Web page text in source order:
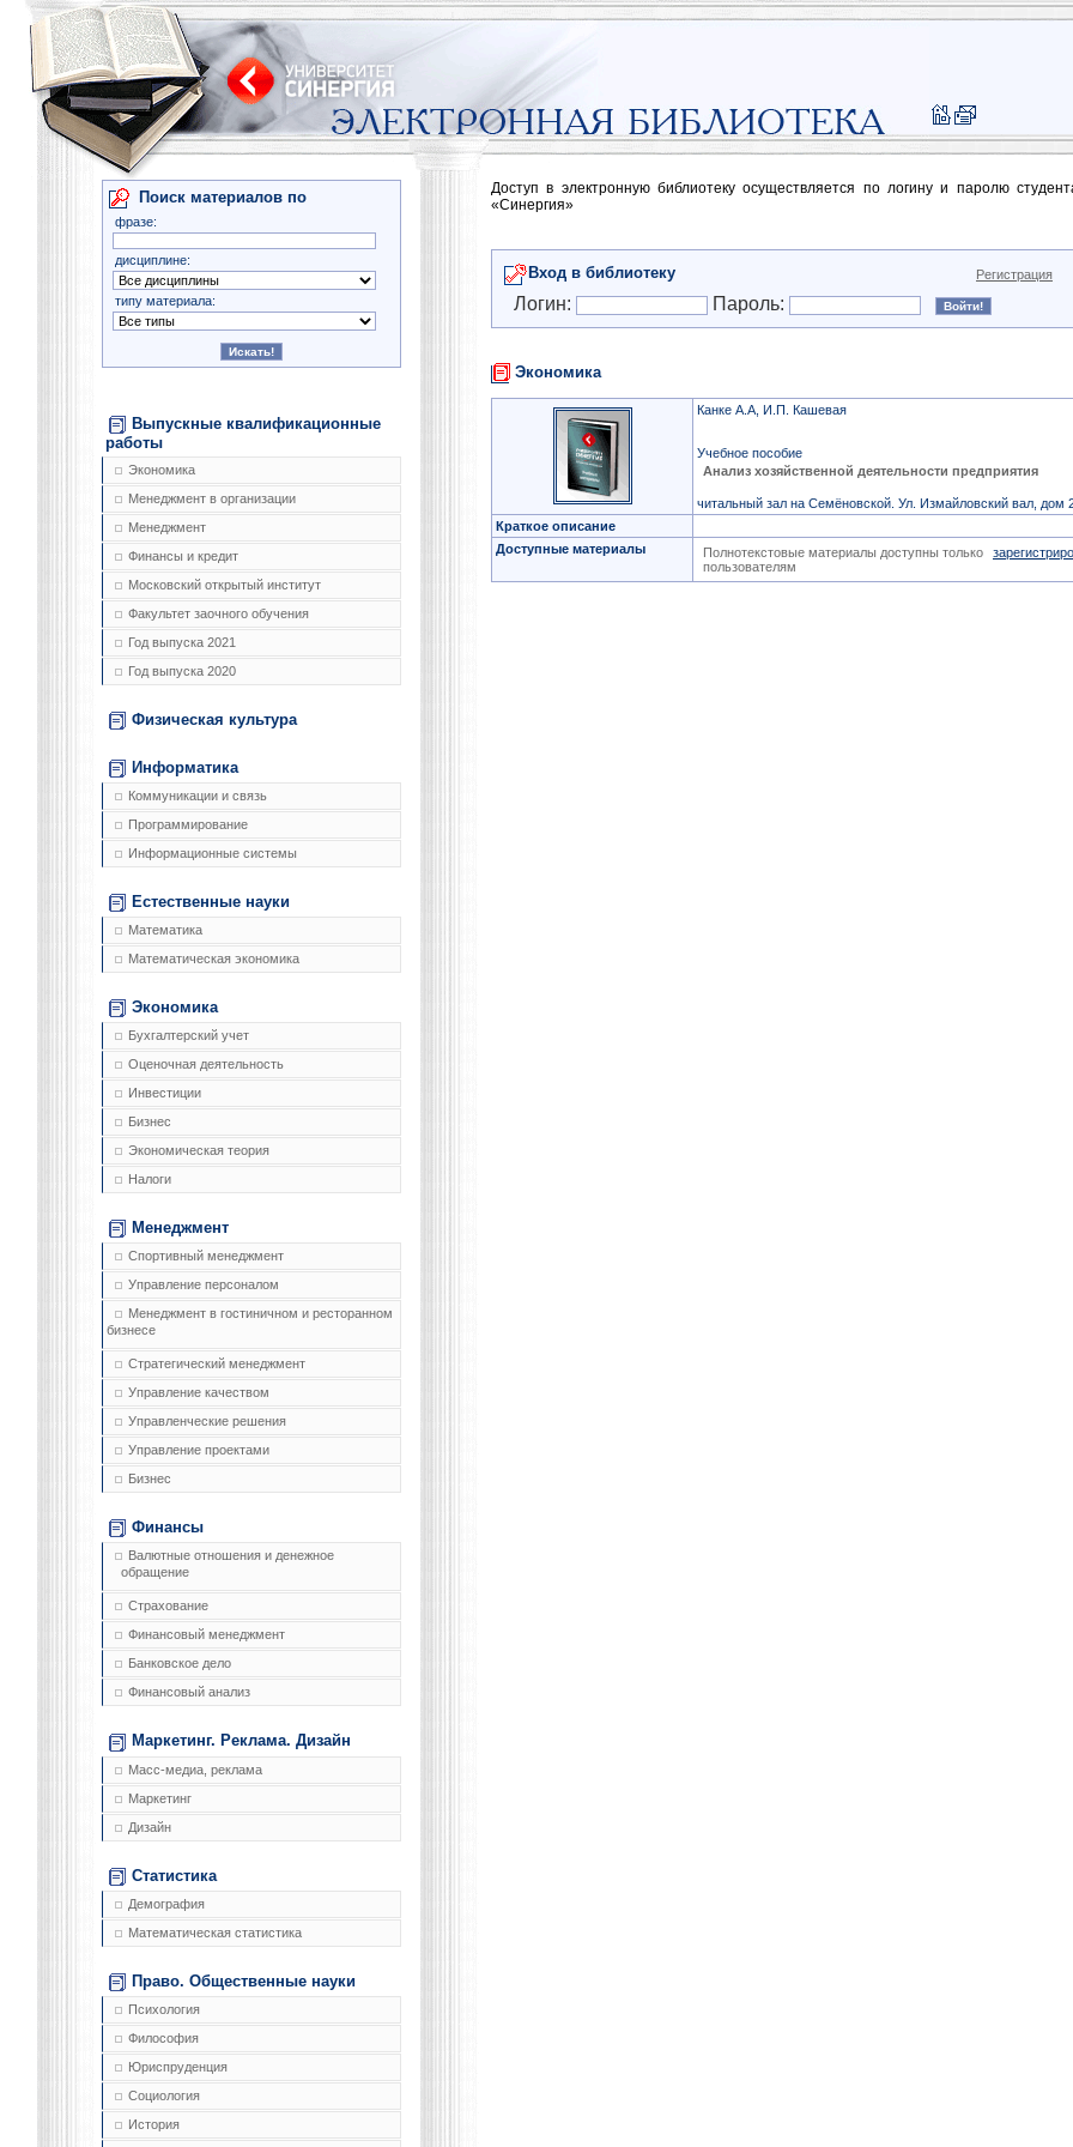
Поиск материалов по
фразе:
дисциплине:
типу материала:
Выпускные квалификационные
работы
Экономика
Менеджмент в организации
Менеджмент
Финансы и кредит
Московский открытый институт
Факультет заочного обучения
Год выпуска 2021
Год выпуска 2020
Физическая культура
Информатика
Коммуникации и связь
Программирование
Информационные системы
Естественные науки
Математика
Математическая экономика
Экономика
Бухгалтерский учет
Оценочная деятельность
Инвестиции
Бизнес
Экономическая теория
Налоги
Менеджмент
Спортивный менеджмент
Управление персоналом
Менеджмент в гостиничном и ресторанном
бизнесе
Стратегический менеджмент
Управление качеством
Управленческие решения
Управление проектами
Бизнес
Финансы
Валютные отношения и денежное
обращение
Страхование
Финансовый менеджмент
Банковское дело
Финансовый анализ
Маркетинг. Реклама. Дизайн
Масс-медиа, реклама
Маркетинг
Дизайн
Статистика
Демография
Математическая статистика
Право. Общественные науки
Психология
Философия
Юриспруденция
Социология
История
Доступ в электронную библиотеку осуществляется по логину и паролю
«Синергия»
Вход в библиотеку Регистрация
Логин: Пароль:
Экономика
Канке А.А, И.П. Кашевая
Учебное пособие
Анализ хозяйственной деятельности предприятия
читальный зал на Семёновской. Ул. Измайловский вал, дом
Краткое описание
Доступные материалы
Полнотекстовые материалы доступны только
пользователям